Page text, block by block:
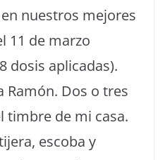
nuestros mejores
11 de marzo
dosis aplicadas).
Ramón. Dos o tres
timbre de mi casa.
escoba y